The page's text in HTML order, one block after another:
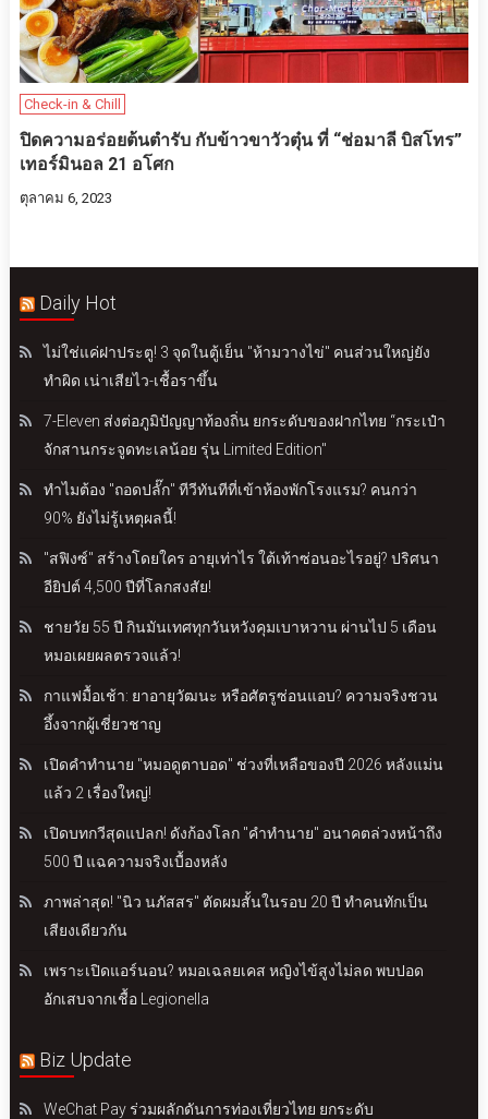
Check-in & Chill
ปิดความอร่อยต้นตำรับ กับข้าวขาวัวตุ๋น ที่ “ช่อมาลี บิสโทร”
เทอร์มินอล 21 อโศก
ตุลาคม 6, 2023
Daily Hot
ไม่ใช่แค่ฝาประตู! 3 จุดในตู้เย็น "ห้ามวางไข่" คนส่วนใหญ่ยัง
ทำผิด เน่าเสียไว-เชื้อราขึ้น
7-Eleven ส่งต่อภูมิปัญญาท้องถิ่น ยกระดับของฝากไทย “กระเป๋า
จักสานกระจูดทะเลน้อย รุ่น Limited Edition"
ทำไมต้อง "ถอดปลั๊ก" ทีวีทันทีที่เข้าห้องพักโรงแรม? คนกว่า
90% ยังไม่รู้เหตุผลนี้!
"สฟิงซ์" สร้างโดยใคร อายุเท่าไร ใต้เท้าซ่อนอะไรอยู่? ปริศนา
อียิปต์ 4,500 ปีที่โลกสงสัย!
ชายวัย 55 ปี กินมันเทศทุกวันหวังคุมเบาหวาน ผ่านไป 5 เดือน
หมอเผยผลตรวจแล้ว!
กาแฟมื้อเช้า: ยาอายุวัฒนะ หรือศัตรูซ่อนแอบ? ความจริงชวน
อึ้งจากผู้เชี่ยวชาญ
เปิดคำทำนาย "หมอดูตาบอด" ช่วงที่เหลือของปี 2026 หลังแม่น
แล้ว 2 เรื่องใหญ่!
เปิดบทกวีสุดแปลก! ดังก้องโลก "คำทำนาย" อนาคตล่วงหน้าถึง
500 ปี แฉความจริงเบื้องหลัง
ภาพล่าสุด! "นิว นภัสสร" ตัดผมสั้นในรอบ 20 ปี ทำคนทักเป็น
เสียงเดียวกัน
เพราะเปิดแอร์นอน? หมอเฉลยเคส หญิงไข้สูงไม่ลด พบปอด
อักเสบจากเชื้อ Legionella
Biz Update
WeChat Pay ร่วมผลักดันการท่องเที่ยวไทย ยกระดับ